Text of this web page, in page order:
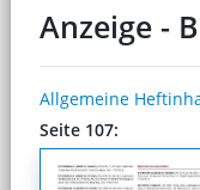
Anzeige -
Allgemeine
Seite 107: